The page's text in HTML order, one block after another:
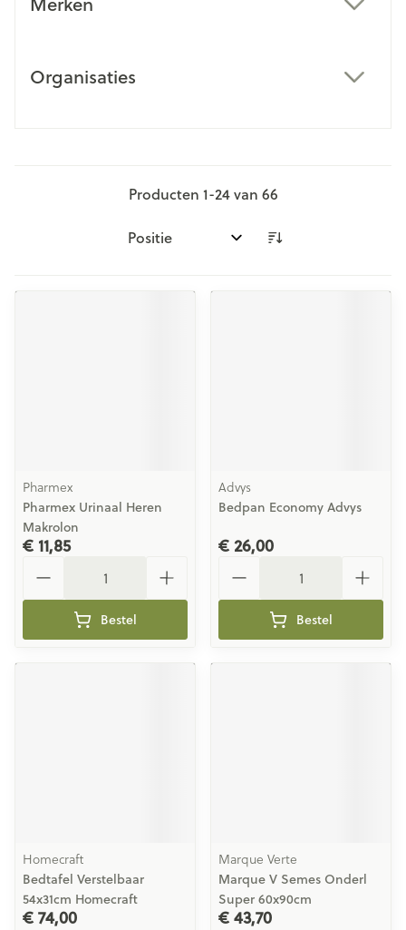
Organisaties
Producten 1-24van 66
Sorteer op:
Pharmex
Pharmex Urinaal Heren
Makrolon
€ 11,85
Bestel
Advys
Bedpan Economy Advys
€ 26,00
Bestel
Homecraft
Bedtafel Verstelbaar
54x31cm Homecraft
€ 74,00
Marque Verte
Marque V Semes Onderl
Super 60x90cm
€ 43,70